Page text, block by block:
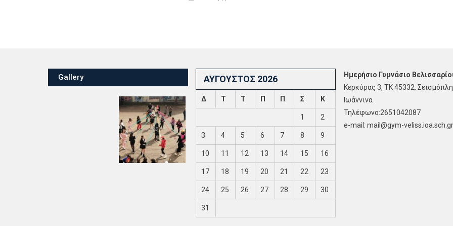
Gallery ΑΎΓΟΥΣΤΟΣ 2026
Δ Τ Τ Π Π Σ Κ
1 2
3 4 5 6 7 8 9
10 11 12 13 14 15 16
17 18 19 20 21 22 23
24 25 26 27 28 29 30
31
Ημερήσιο Γυμνάσιο
Κερκύρας 3, ΤΚ 45332,
Ιωάννινα
Τηλέφωνο:2651042087
e-mail: mail@gym-veliss.ioa.sch.gr